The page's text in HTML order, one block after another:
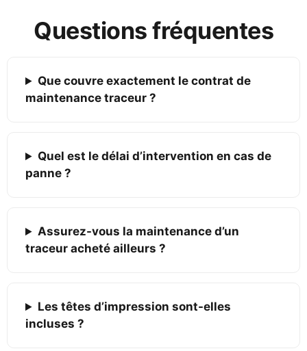
Questions fréquentes
Que couvre exactement le contrat de
maintenance traceur ?
Quel est le délai d’intervention en cas de
panne ?
Assurez-vous la maintenance d’un
traceur acheté ailleurs ?
Les têtes d’impression sont-elles
incluses ?